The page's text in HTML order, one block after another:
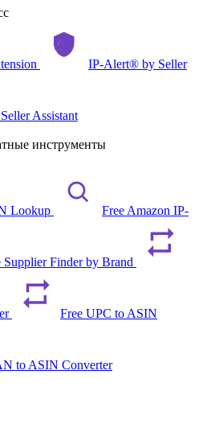
IP-Alert® by Seller
Assistant
инструменты
Lookup Free Amazon IP-
Supplier Finder by Brand
Free UPC to ASIN
to ASIN Converter